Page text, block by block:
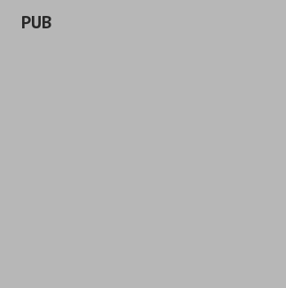
PUB